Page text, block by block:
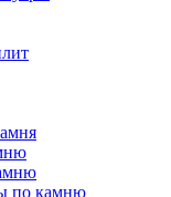
по камню